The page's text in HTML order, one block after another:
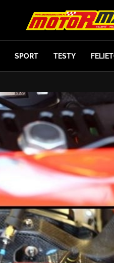
SPORT TESTY